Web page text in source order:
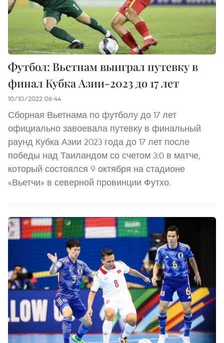
Футбол: Вьетнам выиграл путевку в
финал Кубка Азии-2023 до 17 лет
10/10/2022 06:44
Сборная Вьетнама по футболу до 17 лет
официально завоевала путевку в финальный
раунд Кубка Азии 2023 года до 17 лет после
победы над Таиландом со счетом 3:0 в матче,
который состоялся 9 октября на стадионе
«Вьетчи» в северной провинции Футхо.